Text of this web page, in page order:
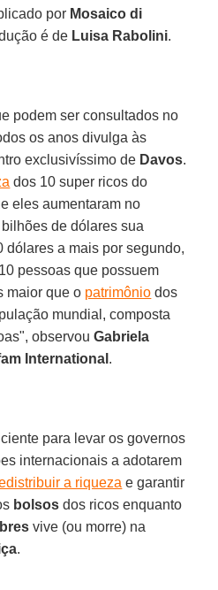
por Mosaico di
é de Luisa Rabolini.
podem ser consultados no
os anos divulga às
exclusivíssimo de Davos.
dos 10 super ricos do
eles aumentaram no
de dólares sua
dólares a mais por segundo,
pessoas que possuem
maior que o patrimônio dos
mundial, composta
observouGabriela
International .
para levar os governos
internacionais a adotarem
a riqueza e garantir
bolsos dos ricos enquanto
vive (ou morre) na
.